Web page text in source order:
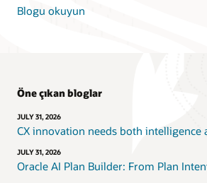
Blogu okuyun
Öne çıkan bloglar
JULY 31, 2026
CX innovation needs both intelligence
JULY 31, 2026
Oracle AI Plan Builder: From Plan